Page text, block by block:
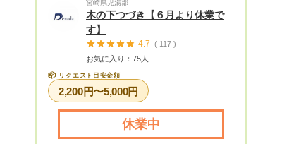
宮崎県児湯郡
木の下つづき【６月より休業で
す】
4.7 ( 117 )
お気に入り：75人
📦 リクエスト目安金額
2,200円〜5,000円
休業中